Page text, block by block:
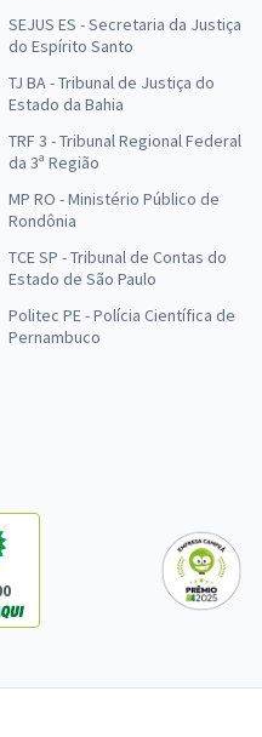
SEJUS ES - Secretaria da Justiça
do Espírito Santo
TJ BA - Tribunal de Justiça do
Estado da Bahia
TRF 3 - Tribunal Regional Federal
da 3ª Região
MP RO - Ministério Público de
Rondônia
TCE SP - Tribunal de Contas do
Estado de São Paulo
Politec PE - Polícia Científica de
Pernambuco